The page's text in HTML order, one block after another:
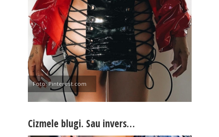
Foto: Pinterest.com
Cizmele blugi. Sau invers…